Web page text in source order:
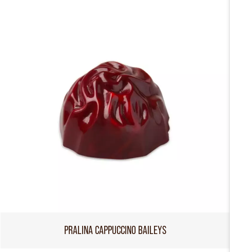
PRALINA CAPPUCCINO BAILEYS